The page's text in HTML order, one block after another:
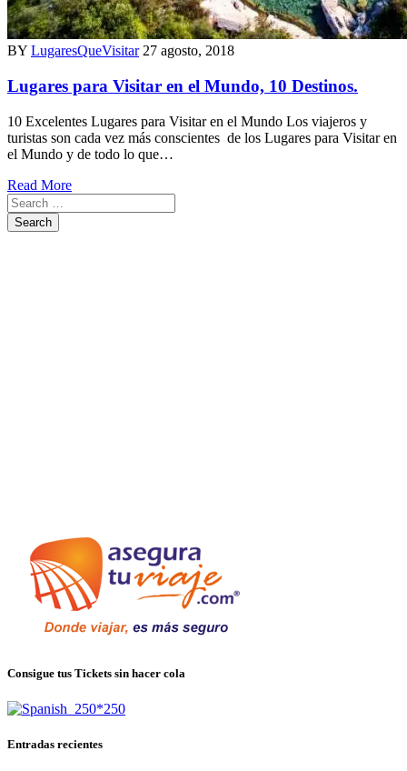
BY LugaresQueVisitar 27 agosto, 2018
Lugares para Visitar en el Mundo, 10 Destinos.
10 Excelentes Lugares para Visitar en el Mundo Los viajeros y
turistas son cada vez más conscientes de los Lugares para Visitar en
el Mundo y de todo lo que…
Read More
Consigue tus Tickets sin hacer cola
Entradas recientes